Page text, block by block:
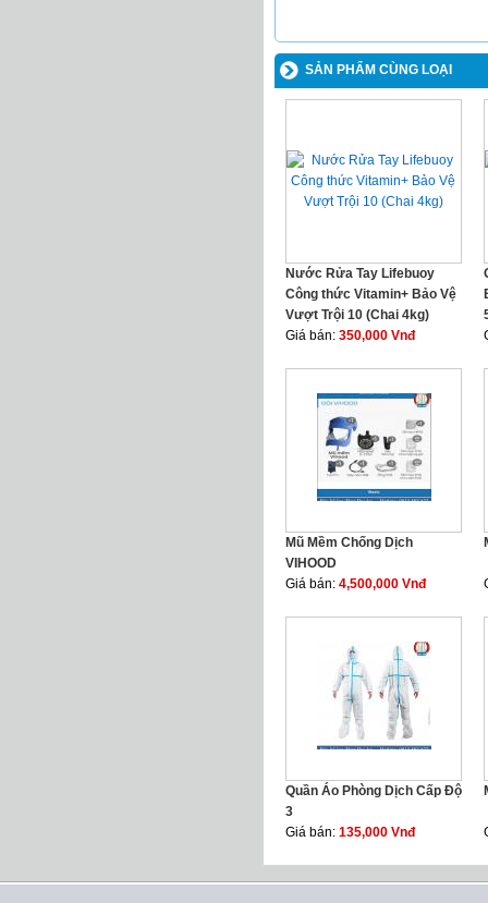
SẢN PHẨM CÙNG LOẠI
Nước Rửa Tay Lifebuoy
Công thức Vitamin+ Bảo Vệ
Vượt Trội 10 (Chai 4kg)
Giá bán: 350,000 Vnđ
Mũ Mềm Chống Dịch
VIHOOD
Giá bán: 4,500,000 Vnđ
Quần Áo Phòng Dịch Cấp Độ
3
Giá bán: 135,000 Vnđ